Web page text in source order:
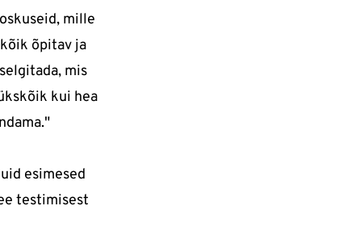
mille
õpitav ja
mis
kui hea
esimesed
testimisest